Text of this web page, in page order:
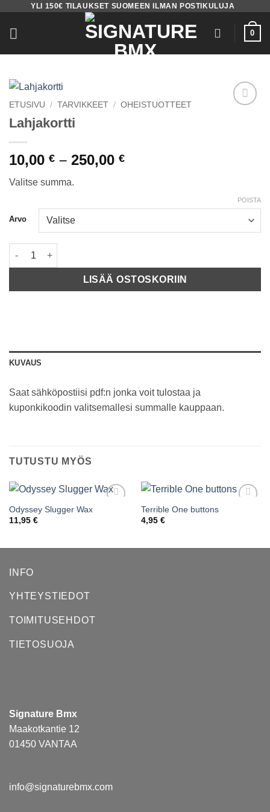
content
YLI 150€ TILAUKSET SUOMEEN ILMAN POSTIKULUJA
0
ETUSIVU / TARVIKKEET / OHEISTUOTTEET
Lahjakortti
10,00 € – 250,00 €Hintaluokka:
Valitse summa.
Arvo
POISTA
Lahjakortti määrä
LISÄÄ OSTOSKORIIN
KUVAUS
Saat sähköpostiisi pdf:n jonka voit tulostaa ja
kuponkikoodin valitsemallesi summalle kauppaan.
TUTUSTU MYÖS
Odyssey Slugger Wax
11,95 €
Terrible One buttons
4,95 €
INFO
YHTEYSTIEDOT
TOIMITUSEHDOT
TIETOSUOJA
Signature Bmx
Maakotkantie 12
01450 VANTAA
info@signaturebmx.com